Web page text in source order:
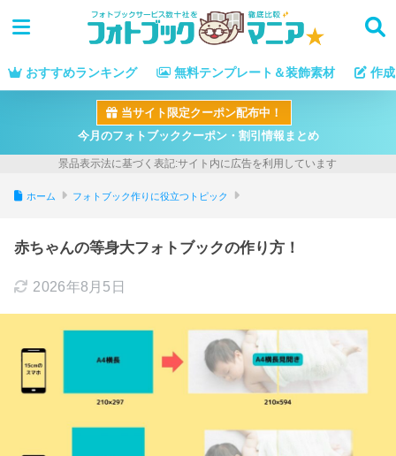
おすすめランキング 無料テンプレート＆装飾素材 作
当サイト限定クーポン配布中！
今月のフォトブッククーポン・割引情報まとめ
ホーム フォトブック作りに役立つトピック
赤ちゃんの等身大フォトブックの作り方！
2026年8月5日